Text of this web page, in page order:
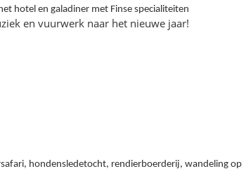
hotel en galadiner met Finse specialiteiten
en vuurwerk naar het nieuwe jaar!
hondensledetocht, rendierboerderij, wandeling op